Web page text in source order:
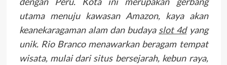
utama menuju kawasan Amazon, kaya akan
keanekaragaman alam dan budaya slot 4dyang
unik. Rio Branco menawarkan beragam tempat
wisata, mulai dari situs bersejarah, kebun raya,